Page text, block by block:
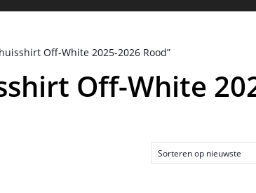
Off-White 2025-2026 Rood”
Off-White